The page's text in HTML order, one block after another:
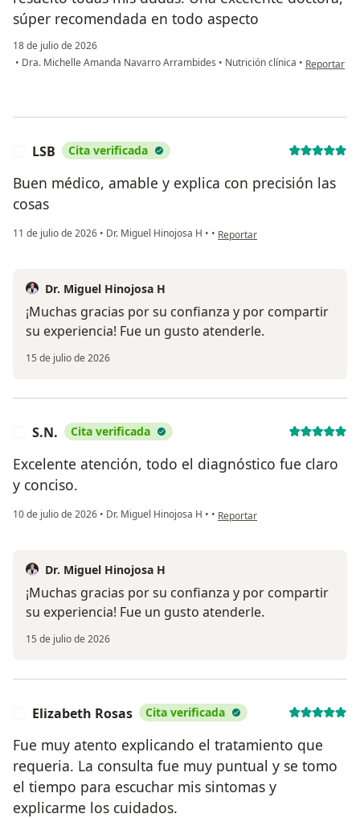
súper recomendada en todo aspecto
18 de julio de 2026
• Dra. Michelle Amanda Navarro Arrambides • Nutrición clínica • en opinión
Reportar
LSB Cita verificada
Buen médico, amable y explica con precisión las
cosas
11 de julio de 2026 • Dr. Miguel Hinojosa H • • en opinión del usuario LSB
Reportar
Dr. Miguel Hinojosa H
¡Muchas gracias por su confianza y por compartir
su experiencia! Fue un gusto atenderle.
15 de julio de 2026
S.N. Cita verificada
Excelente atención, todo el diagnóstico fue claro
y conciso.
10 de julio de 2026 • Dr. Miguel Hinojosa H • • en opinión del usuario S.N.
Reportar
Dr. Miguel Hinojosa H
¡Muchas gracias por su confianza y por compartir
su experiencia! Fue un gusto atenderle.
15 de julio de 2026
Elizabeth Rosas Cita verificada
Fue muy atento explicando el tratamiento que
requeria. La consulta fue muy puntual y se tomo
el tiempo para escuchar mis sintomas y
explicarme los cuidados.